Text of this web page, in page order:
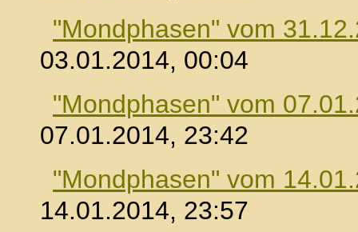
"Mondphasen" vom
03.01.2014, 00:04
"Mondphasen" vom
07.01.2014, 23:42
"Mondphasen" vom
14.01.2014, 23:57